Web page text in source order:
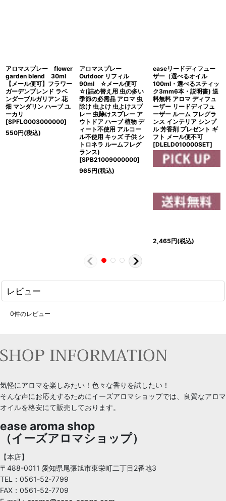
アロマスプレー flower
garden blend 30ml
【メール便可】フラワー
ガーデンブレンド ラベ
ンダーブルガリアン 花
畑 マンダリン ハーブ ユ
ーカリ
[SPFLG003000000]
550円(税込)
アロマスプレー
Outdoor リフィル
90ml ☆メール便可
☆(詰め替え用 虫の多い
季節の必需品 アロマ 虫
除け 虫よけ 虫よけスプ
レー 虫除けスプレー ア
ウトドア ハーブ 植物 デ
ィート不使用 アルコー
ル不使用 キッズ 子供 シ
トロネラ ルームフレグ
ランス)
[SPB21009000000]
965円(税込)
easeリードディフュー
ザー（選べるオイル
100ml・選べるスティッ
ク3mm6本・説明書) 送
料無料 アロマ ディフュ
ーザー リードディフュ
ーザー ルーム フレグラ
ンス インテリア シンプ
ル 芳香剤 プレゼント ギ
フト メール便不可
[DLELD010000SET]
2,465円(税込)
レビュー
0件のレビュー
気軽にアロマを楽しみたい！色々な香りを試したい！
そんな声にお応えするためにイーズアロマショップでは、良質なアロマ
オイルを格安にて販売しております。
ease aroma shop
（イーズアロマショップ）
【本店】
〒488-0011 愛知県尾張旭市東栄町二丁目2番地3
TEL：0561-52-7799
FAX：0561-52-7709